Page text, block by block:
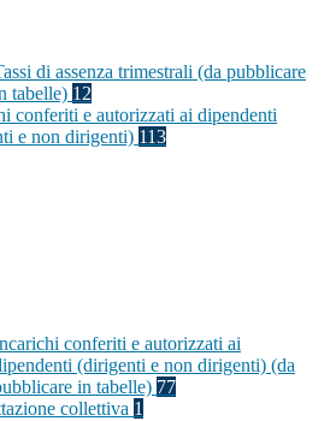
di assenza trimestrali (da pubblicare
tabelle) 12
conferiti e autorizzati ai dipendenti
e non dirigenti) 113
conferiti e autorizzati ai
(dirigenti e non dirigenti) (da
in tabelle) 77
collettiva 1